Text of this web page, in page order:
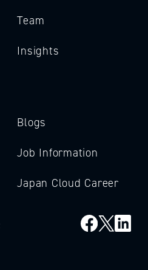
Team
Insights
Blogs
Job Information
Japan Cloud Career